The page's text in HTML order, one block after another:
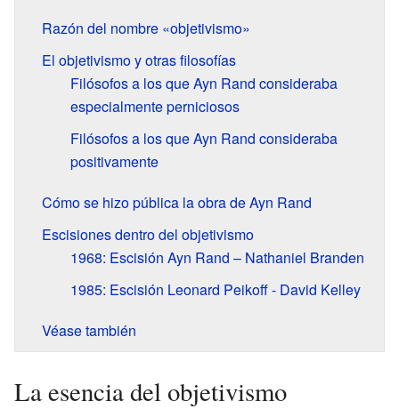
Razón del nombre «objetivismo»
El objetivismo y otras filosofías
Filósofos a los que Ayn Rand consideraba
especialmente perniciosos
Filósofos a los que Ayn Rand consideraba
positivamente
Cómo se hizo pública la obra de Ayn Rand
Escisiones dentro del objetivismo
1968: Escisión Ayn Rand – Nathaniel Branden
1985: Escisión Leonard Peikoff - David Kelley
Véase también
La esencia del objetivismo